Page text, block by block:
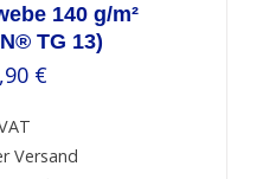
140 g/m²
TG 13)
€
Versand